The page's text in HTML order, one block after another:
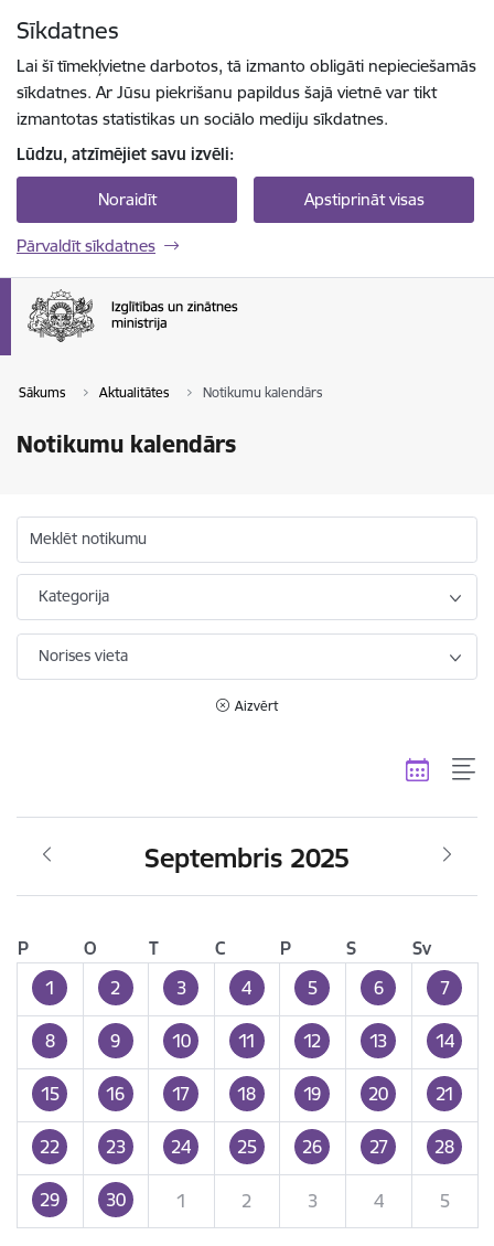
Sīkdatnes
Lai šī tīmekļvietne darbotos, tā izmanto obligāti nepieciešamās
sīkdatnes. Ar Jūsu piekrišanu papildus šajā vietnē var tikt
izmantotas statistikas un sociālo mediju sīkdatnes.
Lūdzu, atzīmējiet savu izvēli:
Noraidīt Apstiprināt visas
Pārvaldīt sīkdatnes
Sākums Aktualitātes Notikumu kalendārs
Notikumu kalendārs
Meklēt notikumu
Kategorija
Norises vieta
Aizvērt
Septembris 2025
P O T C P S
Sv
1
2 3 4 5 6 7
8 9 10 11 12 13 14
15 16 17 18 19 20 21
22 23 24 25 26 27 28
29 30 1 2 3 4 5